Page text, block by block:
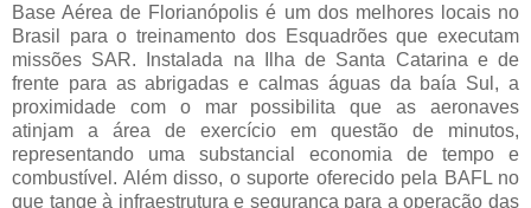
Base Aérea de Florianópolis é um dos melhores locais no
Brasil para o treinamento dos Esquadrões que executam
missões SAR. Instalada na Ilha de Santa Catarina e de
frente para as abrigadas e calmas águas da baía Sul, a
proximidade com o mar possibilita que as aeronaves
atinjam a área de exercício em questão de minutos,
representando uma substancial economia de tempo e
combustível. Além disso, o suporte oferecido pela BAFL no
que tange à infraestrutura e segurança para a operação das